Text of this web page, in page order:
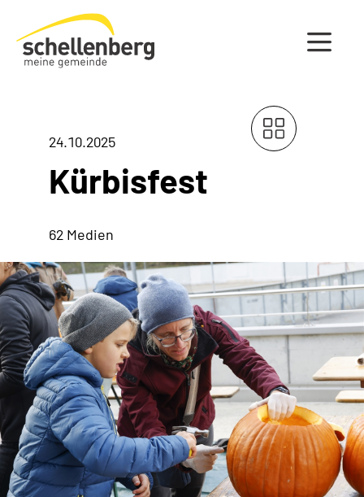
Gemeinde Schellenberg Startseite
24.10.2025
Kürbisfest
62 Medien